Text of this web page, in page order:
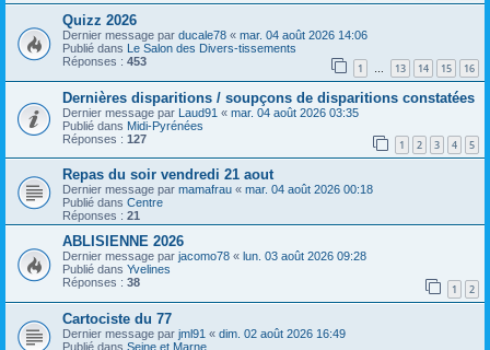
Quizz 2026
Dernier message par ducale78 « mar. 04 août 2026 14:06
Publié dans Le Salon des Divers-tissements
Réponses : 453 1 … 13 14 15 16
Dernières disparitions / soupçons de disparitions constatées
Dernier message par Laud91 « mar. 04 août 2026 03:35
Publié dans Midi-Pyrénées
Réponses : 127 1 2 3 4 5
Repas du soir vendredi 21 aout
Dernier message par mamafrau « mar. 04 août 2026 00:18
Publié dans Centre
Réponses : 21
ABLISIENNE 2026
Dernier message par jacomo78 « lun. 03 août 2026 09:28
Publié dans Yvelines
Réponses : 38 1 2
Cartociste du 77
Dernier message par jml91 « dim. 02 août 2026 16:49
Publié dans Seine et Marne